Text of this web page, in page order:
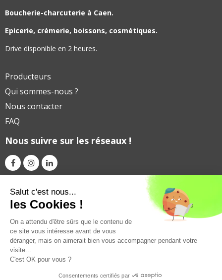
Boucherie-charcuterie à Caen.
Epicerie, crémerie, boissons, cosmétiques.
Drive disponible en 2 heures.
Producteurs
Qui sommes-nous ?
Nous contacter
FAQ
Nous suivre sur les réseaux !
Avec le soutien financier de
Salut c'est nous...
les Cookies !
On a attendu d'être sûrs que le contenu de
ce site vous intéresse avant de vous
déranger, mais on aimerait bien vous accompagner pendant votre
visite...
C'est OK pour vous ?
Consentements certifiés par